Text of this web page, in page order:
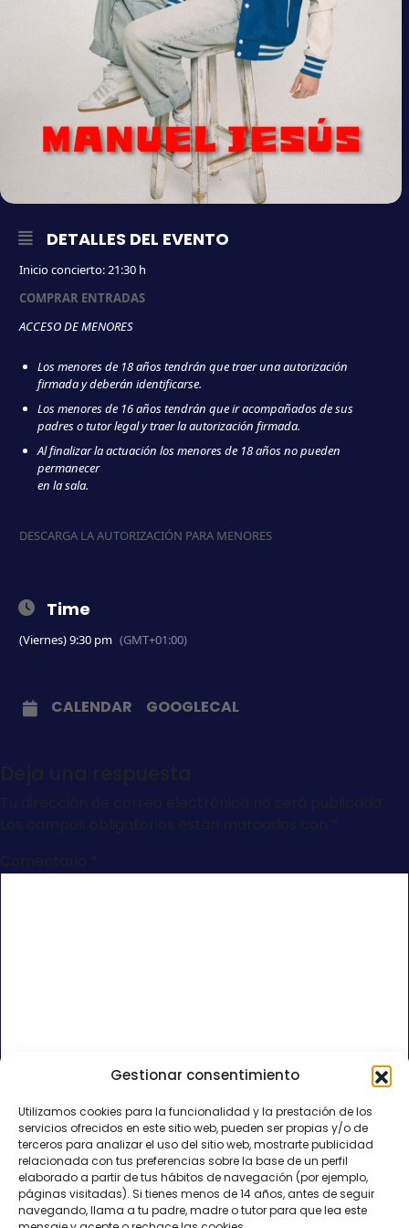
Gestionar consentimiento
Utilizamos cookies para la funcionalidad y la prestación de los
servicios ofrecidos en este sitio web, pueden ser propias y/o de
terceros para analizar el uso del sitio web, mostrarte publicidad
relacionada con tus preferencias sobre la base de un perfil
elaborado a partir de tus hábitos de navegación (por ejemplo,
páginas visitadas). Si tienes menos de 14 años, antes de seguir
navegando, llama a tu padre, madre o tutor para que lea este
DETALLES DEL EVENTO
Inicio concierto: 21:30 h
COMPRAR ENTRADAS
ACCESO DE MENORES
Los menores de 18 años tendrán que traer una autorización
firmada y deberán identificarse.
Los menores de 16 años tendrán que ir acompañados de sus
padres o tutor legal y traer la autorización firmada.
Al finalizar la actuación los menores de 18 años no pueden
permanecer
en la sala.
DESCARGA LA AUTORIZACIÓN PARA MENORES
Time
(Viernes) 9:30 pm (GMT+01:00)
CALENDAR GOOGLECAL
Correo electrónico*
Web